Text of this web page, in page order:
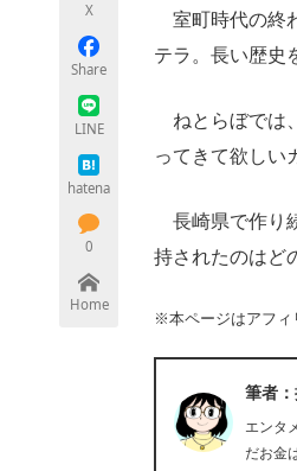
X
Share
LINE
hatena
0
Home
室町時代の終
テラ。長い歴史
ねとらぼでは
ってきて欲しい
長崎県で作り
持されたのはど
※本ページはアフィ
筆者
エンタ
だお金